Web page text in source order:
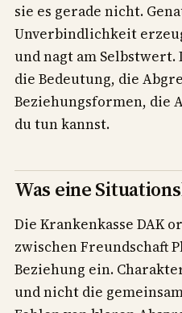
sie es gerade nicht.
Unverbindlichkeit
und nagt am
die Bedeutung, die
Beziehungsformen, die
du tun kannst.
Was eine
Die Krankenkasse DAK
zwischen Freundschaft
Beziehung ein.
und nicht die